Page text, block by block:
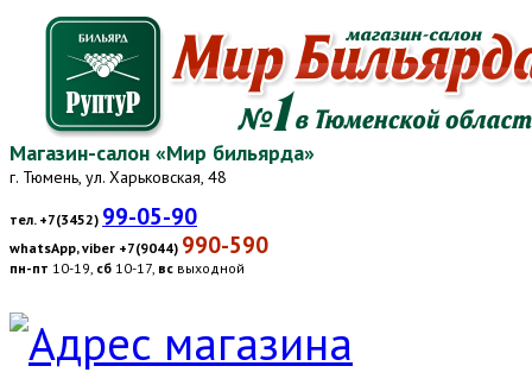
Магазин-салон «Мир бильярда»
г. Тюмень, ул. Харьковская, 48
тел. +7(3452) 99-05-90
whatsApp, viber +7(9044) 990-590
пн-пт 10-19, сб 10-17, вс выходной